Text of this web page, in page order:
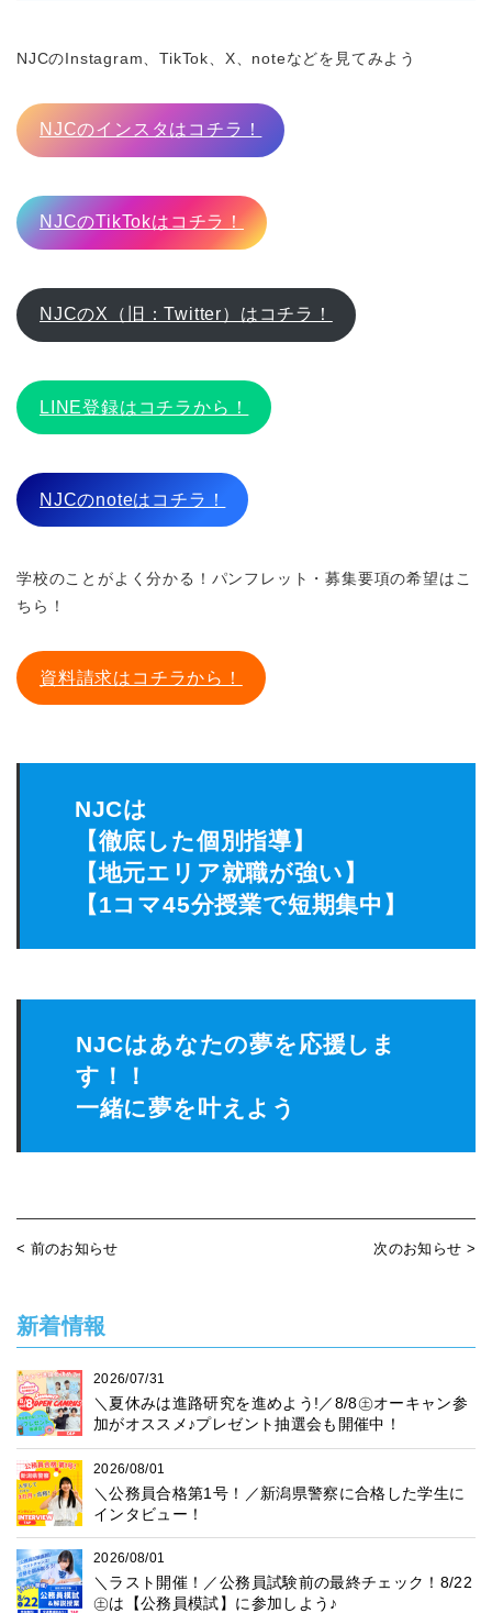
NJCのInstagram、TikTok、X、noteなどを見てみよう
NJCのインスタはコチラ！
NJCのTikTokはコチラ！
NJCのX（旧：Twitter）はコチラ！
LINE登録はコチラから！
NJCのnoteはコチラ！
学校のことがよく分かる！パンフレット・募集要項の希望はこ
ちら！
資料請求はコチラから！
NJCは
【徹底した個別指導】
【地元エリア就職が強い】
【1コマ45分授業で短期集中】
NJCはあなたの夢を応援しま
す！！
一緒に夢を叶えよう
< 前のお知らせ 次のお知らせ >
新着情報
2026/07/31
＼夏休みは進路研究を進めよう!／8/8㊏オーキャン参
加がオススメ♪プレゼント抽選会も開催中！
2026/08/01
＼公務員合格第1号！／新潟県警察に合格した学生に
インタビュー！
2026/08/01
＼ラスト開催！／公務員試験前の最終チェック！8/22
㊏は【公務員模試】に参加しよう♪